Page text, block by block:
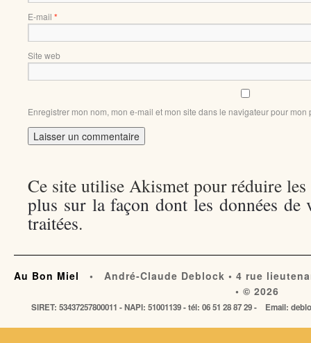
E-mail *
Site web
Enregistrer mon nom, mon e-mail et mon site dans le navigateur pour
Ce site utilise Akismet pour réduire
plus sur la façon dont les données de
traitées.
Au Bon Miel
• André-Claude Deblock • 4 rue
• © 2026
SIRET: 53437257800011 - NAPI: 51001139 - tél: 06 51 28 87 29 - Email: